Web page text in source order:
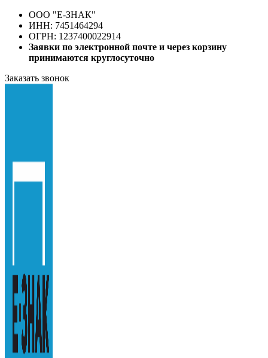
ООО "E-ЗНАК"
ИНН: 7451464294
ОГРН: 1237400022914
Заявки по электронной почте и через корзину
принимаются круглосуточно
Заказать звонок